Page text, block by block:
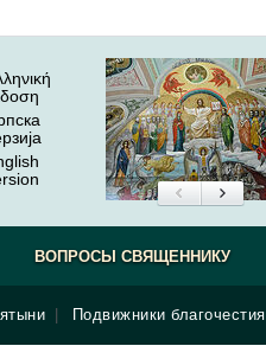
Подвижники благочестия
ВОПРОСЫ СВЯЩЕННИКУ